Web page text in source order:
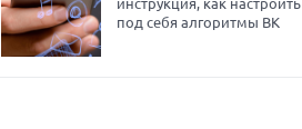
инструкция, как настроить
под себя алгоритмы ВК